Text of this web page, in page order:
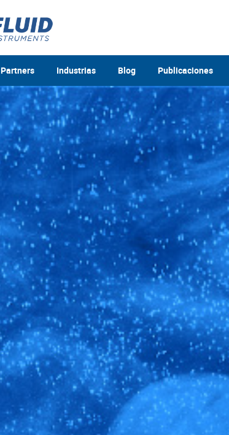
Partners Industrias Blog Publicaciones